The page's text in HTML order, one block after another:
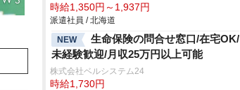
時給1,350円～1,937円
派遣社員 / 北海道
NEW
生命保険の問合せ窓口/在宅OK/
未経験歓迎/月収25万円以上可能
株式会社ベルシステム24
時給1,730円